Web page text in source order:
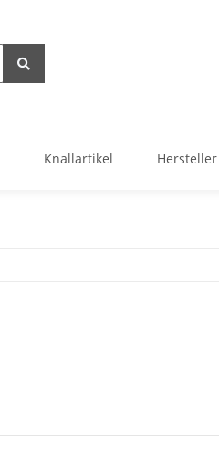
Knallartikel Hersteller